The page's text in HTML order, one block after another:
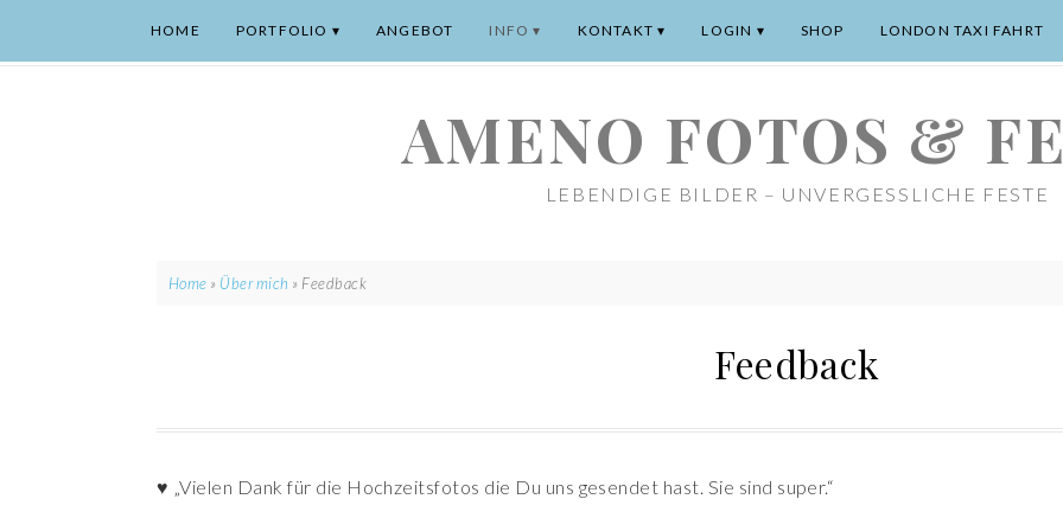
HOME PORTFOLIO ANGEBOT INFO KONTAKT LOGIN SHOP LONDON TAXI FAHRT
AMENO FOTOS &
LEBENDIGE BILDER – UNVERGESSLICHE FESTE
Home » Über mich » Feedback
Feedback
♥ „Vielen Dank für die Hochzeitsfotos die Du uns gesendet hast. Sie sind super.“